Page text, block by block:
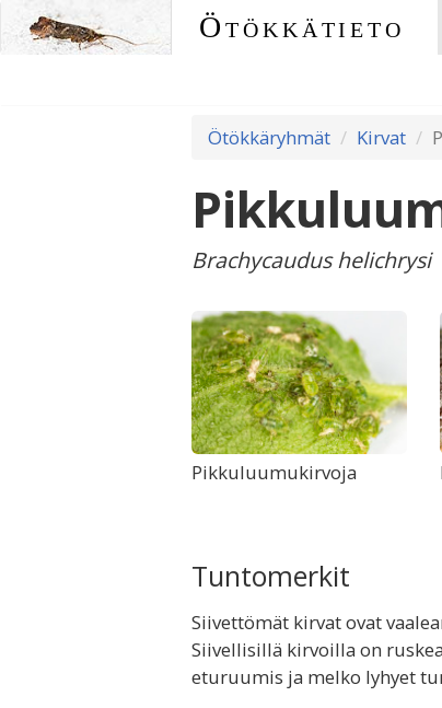
Ötökkätieto
Ötökkäryhmät Kirvat
Brachycaudus helichrysi
Pikkuluumukirvoja
Tuntomerkit
Siivettömät kirvat ovat
Siivellisillä kirvoilla on
eturuumis ja melko lyhyet